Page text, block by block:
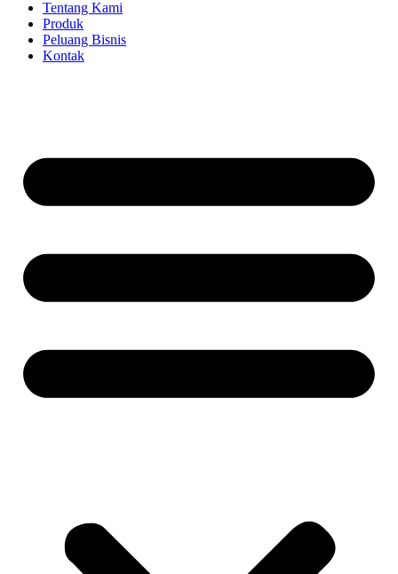
Tentang Kami
Produk
Peluang Bisnis
Kontak